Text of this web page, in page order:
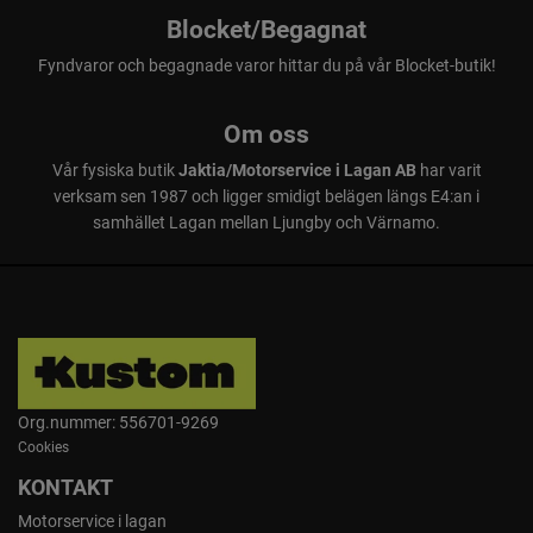
Blocket/Begagnat
Fyndvaror och begagnade varor hittar du på vår Blocket-butik!
Om oss
Vår fysiska butikJaktia/Motorservice i Lagan ABhar varit
verksam sen 1987 och ligger smidigt belägen längs E4:an i
samhället Lagan mellan Ljungby och Värnamo.
Org.nummer: 556701-9269
Cookies
KONTAKT
Motorservice i lagan